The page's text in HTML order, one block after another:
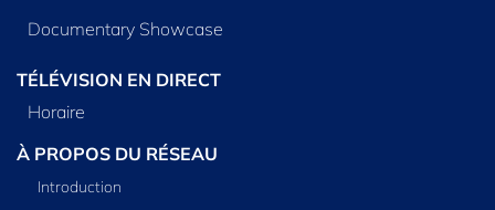
Documentary Showcase
TÉLÉVISION EN DIRECT
Horaire
À PROPOS DU RÉSEAU
Introduction